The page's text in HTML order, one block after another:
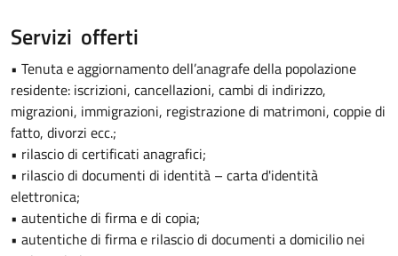
Servizi offerti
• Tenuta e aggiornamento dell’anagrafe della popolazione
residente: iscrizioni, cancellazioni, cambi di indirizzo,
migrazioni, immigrazioni, registrazione di matrimoni, coppie di
fatto, divorzi ecc.;
• rilascio di certificati anagrafici;
• rilascio di documenti di identità – carta d'identità
elettronica;
• autentiche di firma e di copia;
• autentiche di firma e rilascio di documenti a domicilio nei